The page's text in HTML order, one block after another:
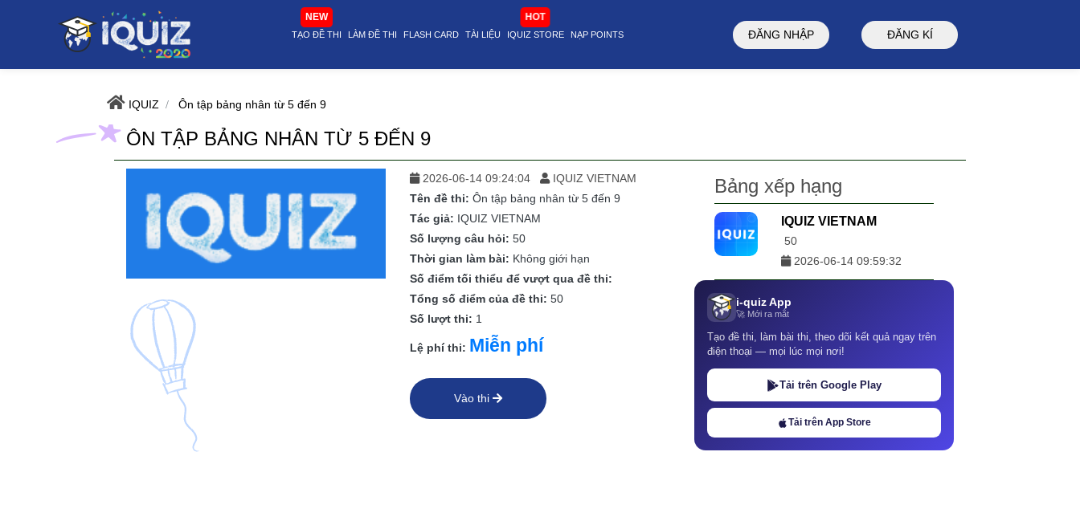
Ôn tập bảng nhân từ 5 đến 9 | i-quiz.vn@stop article@stop
TẠO ĐỀ THI
NEW
LÀM ĐỀ THI FLASH CARD TÀI LIỆU IQUIZ STORE
HOT
NẠP POINTS ĐĂNG NHẬP ĐĂNG KÍ
IQUIZ Ôn tập bảng nhân từ 5 đến 9
ÔN TẬP BẢNG NHÂN TỪ 5 ĐẾN 9
2026-06-14 09:24:04
IQUIZ VIETNAM
Tên đề thi:Ôn tập bảng nhân từ 5 đến 9
Tác giả: IQUIZ VIETNAM
Số lượng câu hỏi:50
Thời gian làm bài: Không giới hạn
Số điểm tối thiểu để vượt qua đề thi:
Tổng số điểm của đề thi:50
Số lượt thi: 1
Lệ phí thi: Miễn phí
Vào thi
Bảng xếp hạng
IQUIZ VIETNAM
50
2026-06-14 09:59:32
i-quiz App
🚀 Mới ra mắt
Tạo đề thi, làm bài thi, theo dõi kết quả ngay trên
điện thoại — mọi lúc mọi nơi!
Tải trên Google Play
Tải trên App Store